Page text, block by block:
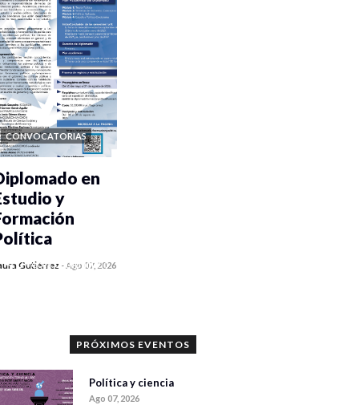
CONVOCATORIAS
0 veces compartido
en
y
Gutiérrez -Ago 07, 2026
PRÓXIMOS EVENTOS
Política y ciencia
Ago 07, 2026